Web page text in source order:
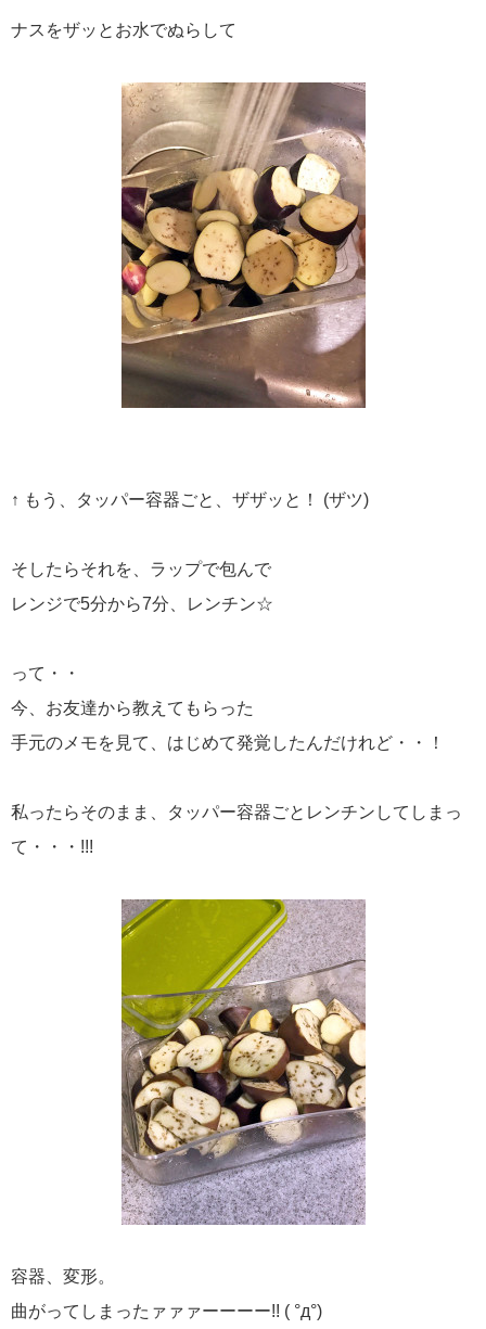
ナスをザッとお水でぬらして
↑ もう、タッパー容器ごと、ザザッと！ (ザツ)
そしたらそれを、ラップで包んで
レンジで5分から7分、レンチン☆
って・・
今、お友達から教えてもらった
手元のメモを見て、はじめて発覚したんだけれど・・！
私ったらそのまま、タッパー容器ごとレンチンしてしまっ
て・・・!!!
容器、変形。
曲がってしまったァァァーーーー!! ( °д°)